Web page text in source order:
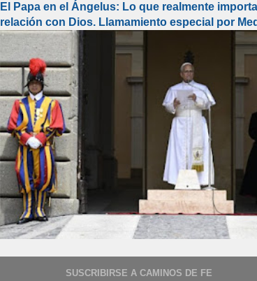
El Papa en el Ángelus: Lo que realmente
relación con Dios. Llamamiento especial por
SUSCRIBIRSE A CAMINOS DE FE